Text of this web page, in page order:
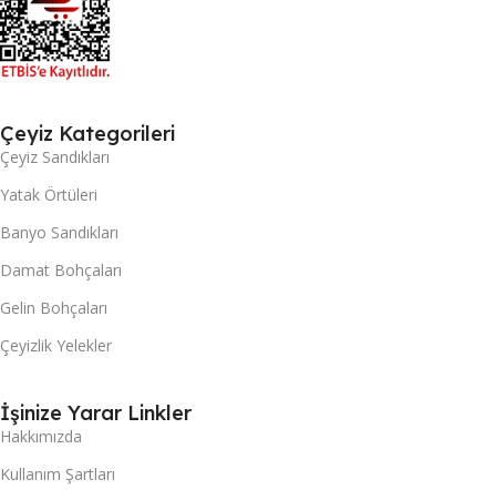
Çeyiz Kategorileri
Çeyiz Sandıkları
Yatak Örtüleri
Banyo Sandıkları
Damat Bohçaları
Gelin Bohçaları
Çeyizlik Yelekler
İşinize Yarar Linkler
Hakkımızda
Kullanım Şartları